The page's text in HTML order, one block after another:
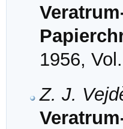
1956,
Z. J.